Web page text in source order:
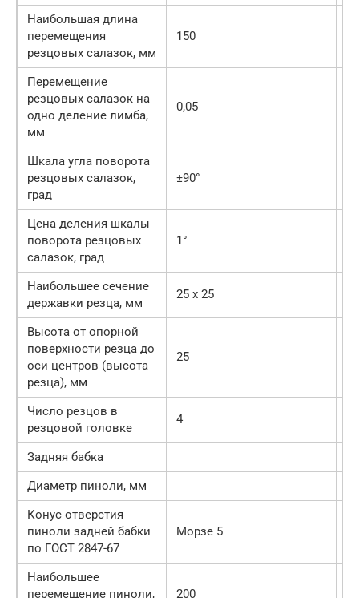
Наибольшая длина
перемещения
резцовых салазок, мм
150
Перемещение
резцовых салазок на
одно деление лимба,
мм
0,05
Шкала угла поворота
резцовых салазок,
град
±90°
Цена деления шкалы
поворота резцовых
салазок, град
1°
Наибольшее сечение
державки резца, мм
25 х 25
Высота от опорной
поверхности резца до
оси центров (высота
резца), мм
25
Число резцов в
резцовой головке
4
Задняя бабка
Диаметр пиноли, мм
Конус отверстия
пиноли задней бабки
по ГОСТ 2847-67
Морзе 5
Наибольшее
перемещение пиноли,
200